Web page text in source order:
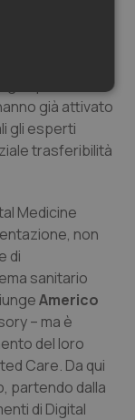
nei
prendendo
già attivato
gli esperti
trasferibilità
Medicine
non
di
sanitario
Americo
– ma è
del loro
Care. Da qui
partendo dalla
di Digital
fruibile il
quali la
di
/Dominio
5